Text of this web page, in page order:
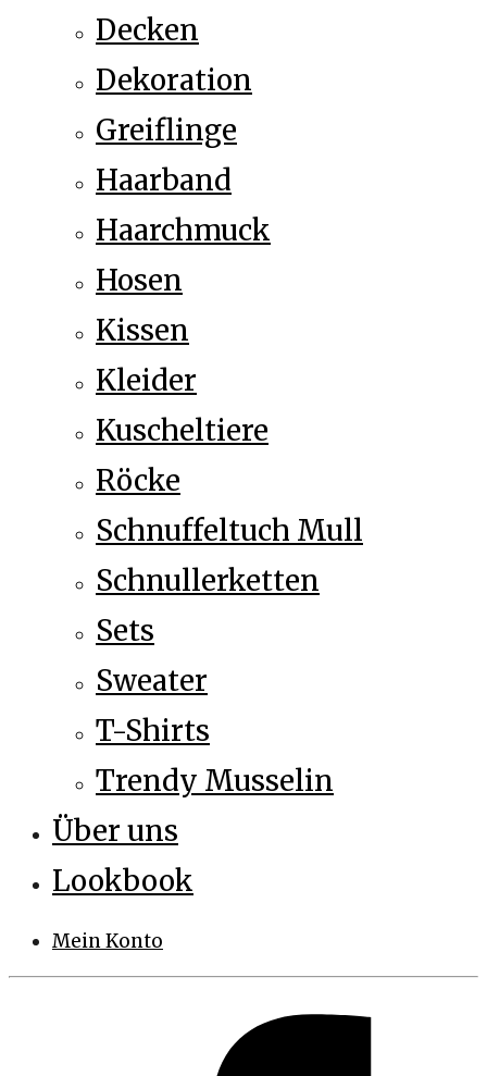
Decken
Dekoration
Greiflinge
Haarband
Haarchmuck
Hosen
Kissen
Kleider
Kuscheltiere
Röcke
Schnuffeltuch Mull
Schnullerketten
Sets
Sweater
T-Shirts
Trendy Musselin
Über uns
Lookbook
Mein Konto